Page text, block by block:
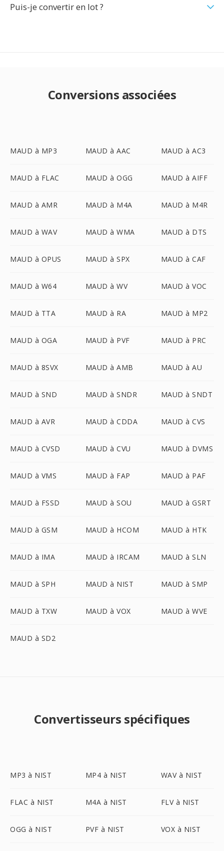
Puis-je convertir en lot ?
Conversions associées
MAUD à MP3 MAUD à AAC MAUD à AC3
MAUD à FLAC MAUD à OGG MAUD à AIFF
MAUD à AMR MAUD à M4A MAUD à M4R
MAUD à WAV MAUD à WMA MAUD à DTS
MAUD à OPUS MAUD à SPX MAUD à CAF
MAUD à W64 MAUD à WV MAUD à VOC
MAUD à TTA MAUD à RA MAUD à MP2
MAUD à OGA MAUD à PVF MAUD à PRC
MAUD à 8SVX MAUD à AMB MAUD à AU
MAUD à SND MAUD à SNDR MAUD à SNDT
MAUD à AVR MAUD à CDDA MAUD à CVS
MAUD à CVSD MAUD à CVU MAUD à DVMS
MAUD à VMS MAUD à FAP MAUD à PAF
MAUD à FSSD MAUD à SOU MAUD à GSRT
MAUD à GSM MAUD à HCOM MAUD à HTK
MAUD à IMA MAUD à IRCAM MAUD à SLN
MAUD à SPH MAUD à NIST MAUD à SMP
MAUD à TXW MAUD à VOX MAUD à WVE
MAUD à SD2
Convertisseurs spécifiques
MP3 à NIST MP4 à NIST WAV à NIST
FLAC à NIST M4A à NIST FLV à NIST
OGG à NIST PVF à NIST VOX à NIST